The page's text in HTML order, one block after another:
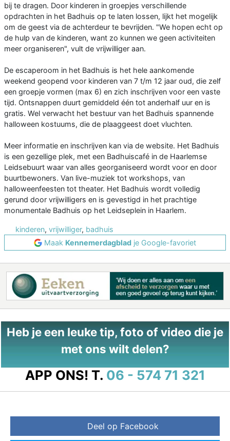
bij te dragen. Door kinderen in groepjes verschillende
opdrachten in het Badhuis op te laten lossen, lijkt het mogelijk
om de geest via de achterdeur te bevrijden. "We hopen echt op
de hulp van de kinderen, want zo kunnen we geen activiteiten
meer organiseren", vult de vrijwilliger aan.
De escaperoom in het Badhuis is het hele aankomende
weekend geopend voor kinderen van 7 t/m 12 jaar oud, die zelf
een groepje vormen (max 6) en zich inschrijven voor een vaste
tijd. Ontsnappen duurt gemiddeld één tot anderhalf uur en is
gratis. Wel verwacht het bestuur van het Badhuis spannende
halloween kostuums, die de plaaggeest doet vluchten.
Meer informatie en inschrijven kan via de website. Het Badhuis
is een gezellige plek, met een Badhuiscafé in de Haarlemse
Leidsebuurt waar van alles georganiseerd wordt voor en door
buurtbewoners. Van live-muziek tot workshops, van
halloweenfeesten tot theater. Het Badhuis wordt volledig
gerund door vrijwilligers en is gevestigd in het prachtige
monumentale Badhuis op het Leidseplein in Haarlem.
kinderen, vrijwilliger, badhuis
Maak Kennemerdagblad je Google-favoriet
Heb je een leuke tip, foto of video die je
met ons wilt delen?
APP ONS! T. 06 - 574 71 321
Deel op Facebook